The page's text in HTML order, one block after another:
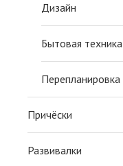
Дизайн
Бытовая техника
Перепланировка
Причёски
Развивалки